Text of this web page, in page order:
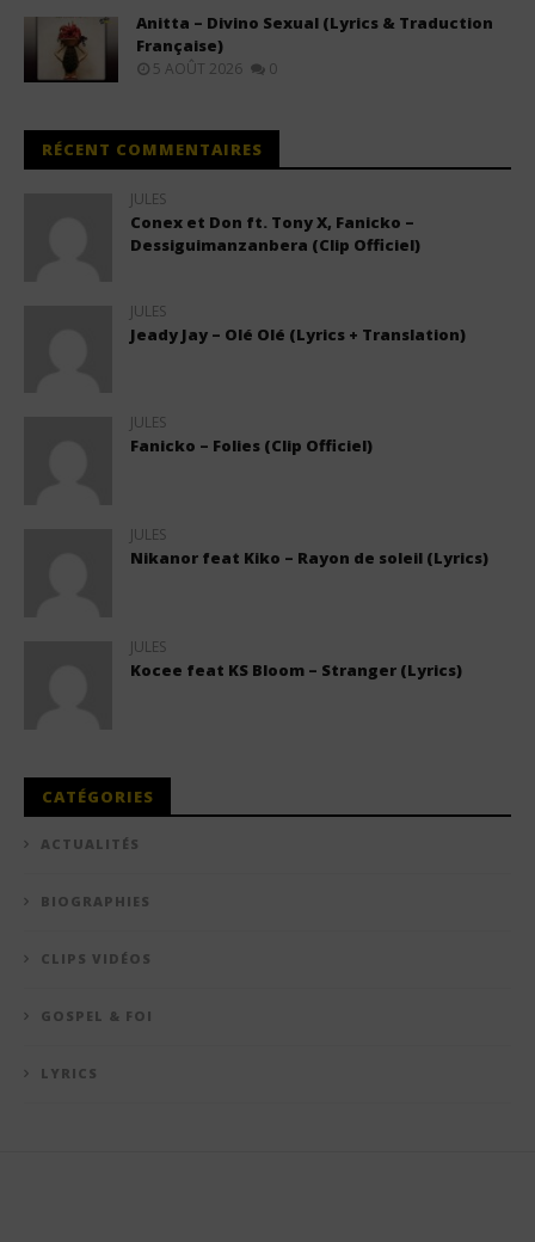
Anitta – Divino Sexual (Lyrics & Traduction
Française)
5 AOÛT 2026 0
RÉCENT COMMENTAIRES
JULES
Conex et Don ft. Tony X, Fanicko –
Dessiguimanzanbera (Clip Officiel)
JULES
Jeady Jay – Olé Olé (Lyrics + Translation)
JULES
Fanicko – Folies (Clip Officiel)
JULES
Nikanor feat Kiko – Rayon de soleil (Lyrics)
JULES
Kocee feat KS Bloom – Stranger (Lyrics)
CATÉGORIES
ACTUALITÉS
BIOGRAPHIES
CLIPS VIDÉOS
GOSPEL & FOI
LYRICS